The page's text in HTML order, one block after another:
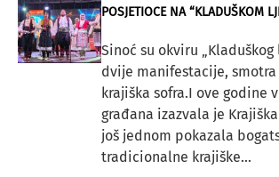
POSJETIOCE NA “KLADUŠKOM
Sinoć su okviru
dvije manifestacije,
krajiška sofra.I ove godine
građana izazvala je
još jednom pokazala
tradicionalne krajiške...